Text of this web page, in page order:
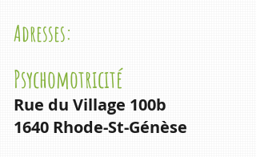
Adresses:
Psychomotricité
Rue du Village 100b
1640 Rhode-St-Génèse